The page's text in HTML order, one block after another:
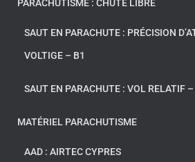
PARACHUTISME : CHUTE LIBRE
SAUT EN PARACHUTE : PRÉCISION
VOLTIGE – B1
SAUT EN PARACHUTE : VOL RELATIF
MATÉRIEL PARACHUTISME
AAD : AIRTEC CYPRES